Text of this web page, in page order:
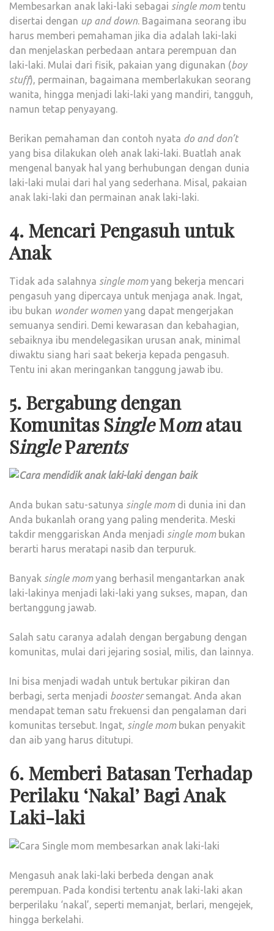
Membesarkan anak laki-laki sebagai single momtentu
disertai dengan up and down. Bagaimana seorang ibu
harus memberi pemahaman jika dia adalah laki-laki
dan menjelaskan perbedaan antara perempuan dan
laki-laki. Mulai dari fisik, pakaian yang digunakan (boy
stuff), permainan, bagaimana memberlakukan seorang
wanita, hingga menjadi laki-laki yang mandiri, tangguh,
namun tetap penyayang.
Berikan pemahaman dan contoh nyata do and don’t
yang bisa dilakukan oleh anak laki-laki. Buatlah anak
mengenal banyak hal yang berhubungan dengan dunia
laki-laki mulai dari hal yang sederhana. Misal, pakaian
anak laki-laki dan permainan anak laki-laki.
4. Mencari Pengasuh untuk
Anak
Tidak ada salahnya single momyang bekerja mencari
pengasuh yang dipercaya untuk menjaga anak. Ingat,
ibu bukan wonder women yang dapat mengerjakan
semuanya sendiri. Demi kewarasan dan kebahagian,
sebaiknya ibu mendelegasikan urusan anak, minimal
diwaktu siang hari saat bekerja kepada pengasuh.
Tentu ini akan meringankan tanggung jawab ibu.
5. Bergabung dengan
Komunitas SingleMomatau
SingleParents
Anda bukan satu-satunya single momdi dunia ini dan
Anda bukanlah orang yang paling menderita. Meski
takdir menggariskan Anda menjadi single mombukan
berarti harus meratapi nasib dan terpuruk.
Banyak single momyang berhasil mengantarkan anak
laki-lakinya menjadi laki-laki yang sukses, mapan, dan
bertanggung jawab.
Salah satu caranya adalah dengan bergabung dengan
komunitas, mulai dari jejaring sosial, milis, dan lainnya.
Ini bisa menjadi wadah untuk bertukar pikiran dan
berbagi, serta menjadi boostersemangat. Anda akan
mendapat teman satu frekuensi dan pengalaman dari
komunitas tersebut. Ingat, single mombukan penyakit
dan aib yang harus ditutupi.
6. Memberi Batasan Terhadap
Perilaku ‘Nakal’ Bagi Anak
Laki-laki
Mengasuh anak laki-laki berbeda dengan anak
perempuan. Pada kondisi tertentu anak laki-laki akan
berperilaku ‘nakal’, seperti memanjat, berlari, mengejek,
hingga berkelahi.